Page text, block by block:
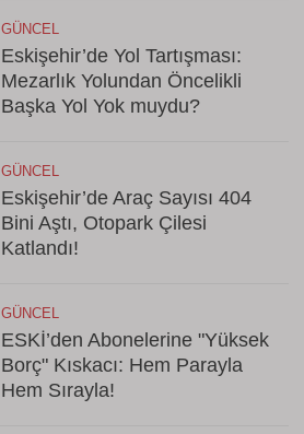
GÜNCEL
Eskişehir’de Yol Tartışması:
Mezarlık Yolundan Öncelikli
Başka Yol Yok muydu?
GÜNCEL
Eskişehir’de Araç Sayısı 404
Bini Aştı, Otopark Çilesi
Katlandı!
GÜNCEL
ESKİ’den Abonelerine "Yüksek
Borç" Kıskacı: Hem Parayla
Hem Sırayla!